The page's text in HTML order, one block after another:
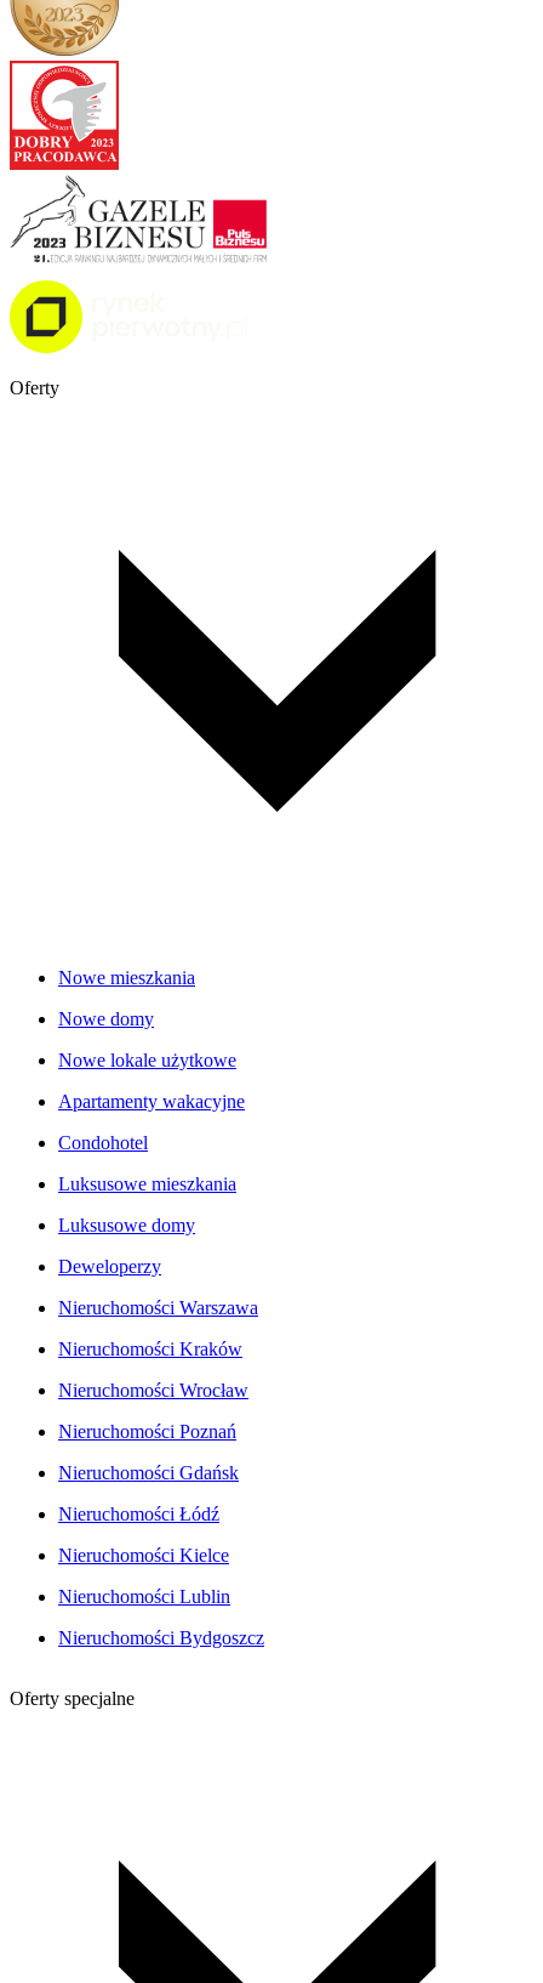
Oferty
Nowe mieszkania
Nowe domy
Nowe lokale użytkowe
Apartamenty wakacyjne
Condohotel
Luksusowe mieszkania
Luksusowe domy
Deweloperzy
Nieruchomości Warszawa
Nieruchomości Kraków
Nieruchomości Wrocław
Nieruchomości Poznań
Nieruchomości Gdańsk
Nieruchomości Łódź
Nieruchomości Kielce
Nieruchomości Lublin
Nieruchomości Bydgoszcz
Oferty specjalne